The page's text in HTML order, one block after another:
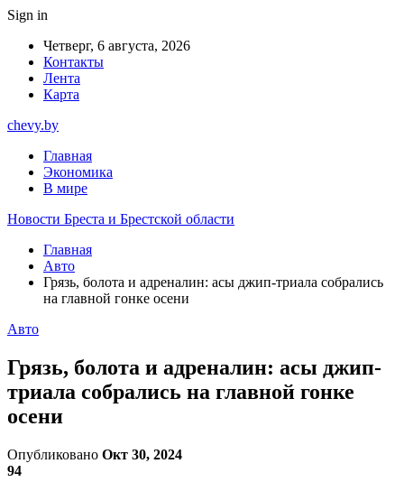
Sign in
Четверг, 6 августа, 2026
Контакты
Лента
Карта
chevy.by
Главная
Экономика
В мире
Новости Бреста и Брестской области
Главная
Авто
Грязь, болота и адреналин: асы джип-триала собрались
на главной гонке осени
Авто
Грязь, болота и адреналин: асы джип-
триала собрались на главной гонке
осени
Опубликовано Окт 30, 2024
94